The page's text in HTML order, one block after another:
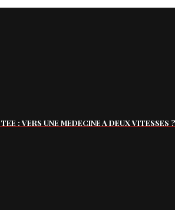
: VERS UNE MEDECINE A DEUX VITESSES ?